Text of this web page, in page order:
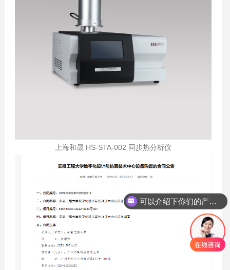
上海和晟 HS-STA-002 同步热分析仪
可以介绍下你们的产品么？